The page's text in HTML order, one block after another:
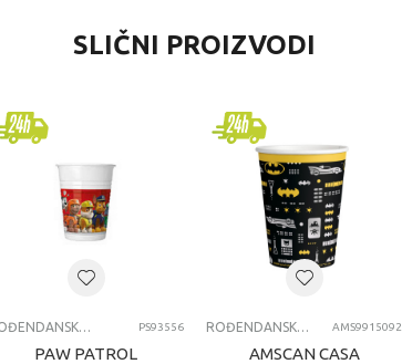
čaše
party
SLIČNI PROIZVODI
ROĐENDANSKE ČAŠE PS93556
PAW PATROL
ROĐENDANSKE ČAŠE AMS9915092
AMSCAN CASA